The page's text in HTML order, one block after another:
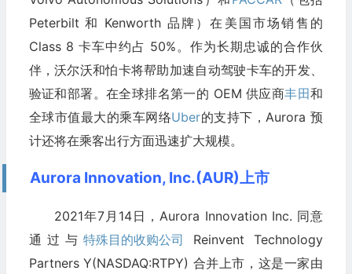
Peterbilt 和 Kenworth 品牌）在美国市场销售的
Class 8 卡车中约占 50%。作为长期忠诚的合作伙
伴，沃尔沃和怕卡将帮助加速自动驾驶卡车的开发、
验证和部署。在全球排名第一的 OEM 供应商丰田和
全球市值最大的乘车网络Uber的支持下，Aurora 预
计还将在乘客出行方面迅速扩大规模。
Aurora Innovation, Inc.(AUR)上市
2021年7月14日，Aurora Innovation Inc. 同意
通过与 特殊目的收购公司 Reinvent Technology
Partners Y(NASDAQ:RTPY) 合并上市，这是一家由